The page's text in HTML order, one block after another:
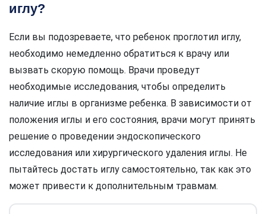
иглу?
Если вы подозреваете, что ребенок проглотил иглу,
необходимо немедленно обратиться к врачу или
вызвать скорую помощь. Врачи проведут
необходимые исследования, чтобы определить
наличие иглы в организме ребенка. В зависимости от
положения иглы и его состояния, врачи могут принять
решение о проведении эндоскопического
исследования или хирургического удаления иглы. Не
пытайтесь достать иглу самостоятельно, так как это
может привести к дополнительным травмам.